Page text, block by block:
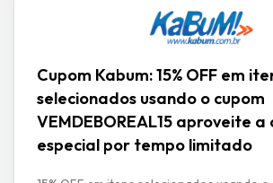
Cupom Kabum: 15% OFF em
selecionados usando o cupom
VEMDEBOREAL15 aproveite
especial por tempo limitado